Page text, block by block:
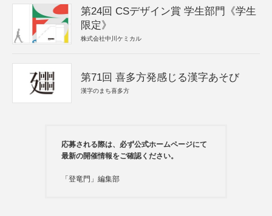
第24回 CSデザイン賞 学生部門《学生
限定》
株式会社中川ケミカル
第71回 喜多方発感じる漢字あそび
漢字のまち喜多方
応募される際は、必ず公式ホームページにて
最新の開催情報をご確認ください。
「登竜門」編集部